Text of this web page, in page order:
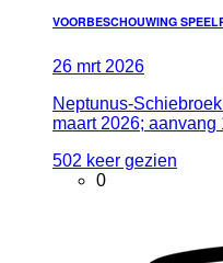
VOORBESCHOUWING
26 mrt 2026
Neptunus-
maart 2026; aanvang
502 keer gezien
0